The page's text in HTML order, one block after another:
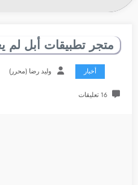
متجر تطبيقات أبل لم
أخبار وليد رضا (محرر)
16 تعليقات